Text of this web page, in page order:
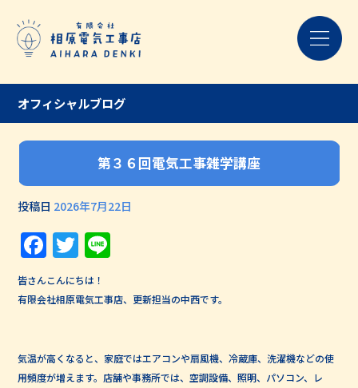
オフィシャルブログ
第３６回電気工事雑学講座
投稿日 2026年7月22日
Facebook
Twitter
皆さんこんにちは！
有限会社相原電気工事店、更新担当の中西です。
気温が高くなると、家庭ではエアコンや扇風機、冷蔵庫、洗濯機などの使
用頻度が増えます。店舗や事務所では、空調設備、照明、パソコン、レ